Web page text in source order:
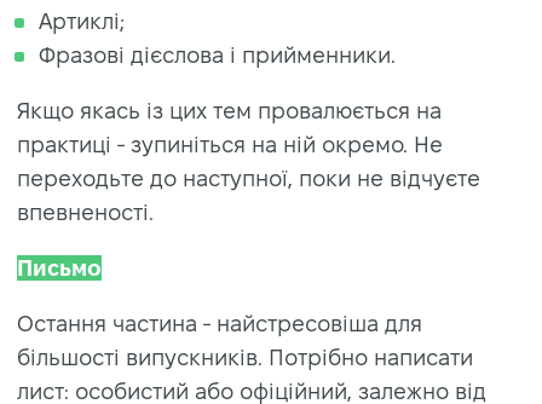
Артиклі;
Фразові дієслова і прийменники.
Якщо якась із цих тем провалюється на
практиці - зупиніться на ній окремо. Не
переходьте до наступної, поки не відчуєте
впевненості.
Письмо
Остання частина - найстресовіша для
більшості випускників. Потрібно написати
лист: особистий або офіційний, залежно від